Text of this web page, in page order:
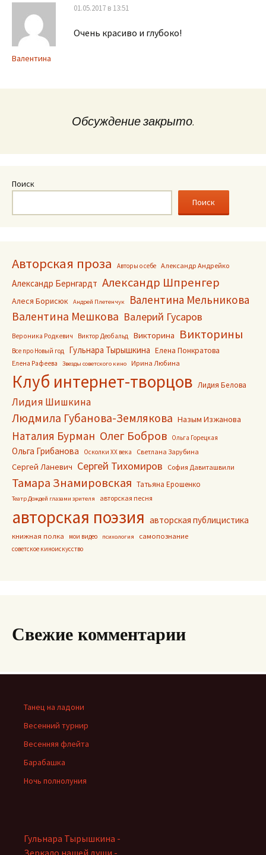
Валентина
01.05.2017 в 13:51
Очень красиво и глубоко!
Обсуждение закрыто.
Поиск
Поиск
Авторская проза Авторы о себе Александр Андрейко
Александр Бернгардт Александр Шпренгер
Алеся Борисюк Андрей Плетенчук
Валентина Мельникова
Валентина Мешкова Валерий Гусаров
Вероника Родкевич Виктор Деобальд Викторина Викторины
Все про Новый год Гульнара Тырышкина Елена Понкратова
Елена Рафеева Звезды советского кино Ирина Любина
Клуб интернет-творцов Лидия Белова
Лидия Шишкина
Людмила Губанова-Землякова Назым Изжанова
Наталия Бурман Олег Бобров Ольга Горецкая
Ольга Грибанова Осколки ХХ века Светлана Зарубина
Сергей Ланевич Сергей Тихомиров София Давиташвили
Тамара Знамировская Татьяна Ерошенко
Театр Дождей глазами зрителя авторская песня
авторская поэзия авторская публицистика
книжная полка мои видео психология самопознание
советское киноискусство
Свежие комментарии
Танец на ладони
Весенний турнир
Весенняя флейта
Барабашка
Ночь полнолуния
Гульнара Тырышкина -
Зеркало нашей души -